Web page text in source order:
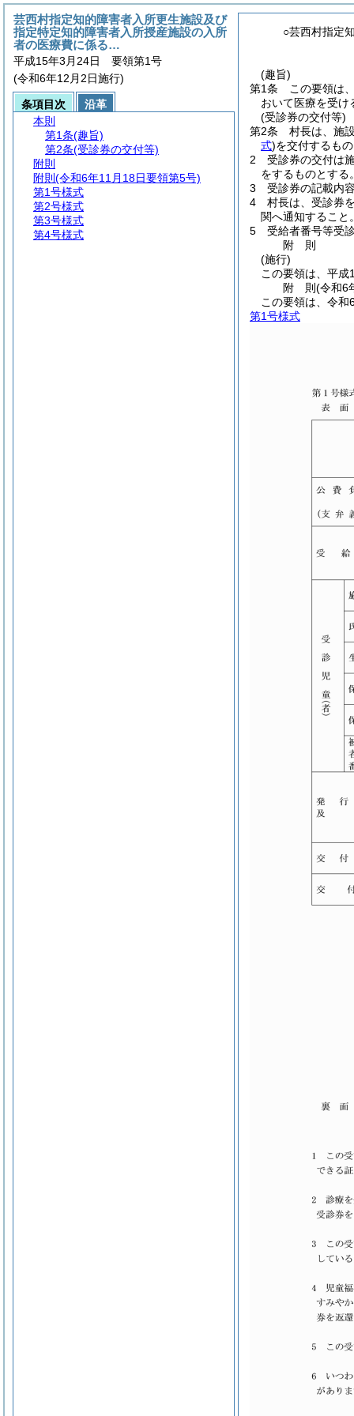
○芸西村指定
(趣旨)
第1条
この要領は
おいて医療を受け
(受診券の交付等)
第2条
村長は、施
式)を交付するもの
2
受診券の交付は
をするものとする。
3
受診券の記載内
4
村長は、受診券
関へ通知すること。
5
受給者番号等受
附 則
(施行)
この要領は、平成
附 則(令和6
この要領は、令和
第1号様式
芸西村指定知的障害者入所更生施設及び
指定特定知的障害者入所授産施設の入所
者の医療費に係る…
平成15年3月24日 要領第1号
(令和6年12月2日施行)
条項目次
沿革
本則
第1条(趣旨)
第2条(受診券の交付等)
附則
附則 (令和6年11月18日要領第5号)
第1号様式
第2号様式
第3号様式
第4号様式